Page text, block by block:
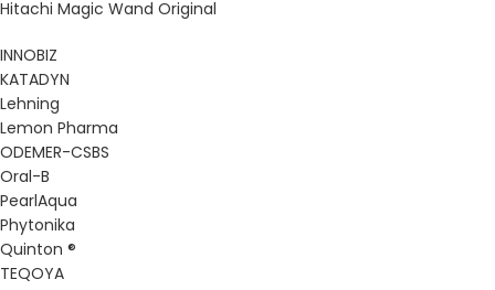
Hitachi Magic Wand Original
INNOBIZ
KATADYN
Lehning
Lemon Pharma
ODEMER-CSBS
Oral-B
PearlAqua
Phytonika
Quinton ®
TEQOYA